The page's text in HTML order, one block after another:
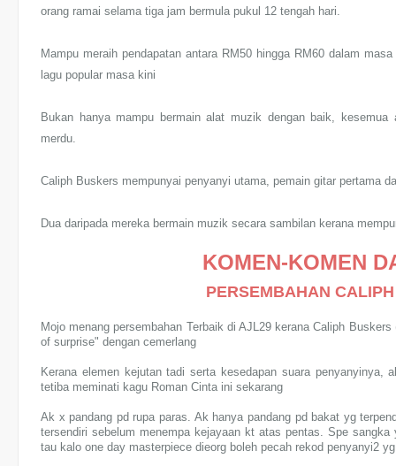
orang ramai selama tiga jam bermula pukul 12 tengah hari.
Mampu meraih pendapatan antara RM50 hingga RM60 dalam
lagu popular masa kini
Bukan hanya mampu bermain alat muzik dengan baik,
merdu.
Caliph Buskers mempunyai penyanyi utama, pemain gitar pertama
Dua daripada mereka bermain muzik secara sambilan kerana
KOMEN-KOMEN
PERSEMBAHAN
Mojo menang persembahan Terbaik di AJL29 kerana Caliph
of surprise" dengan cemerlang
Kerana elemen kejutan tadi serta kesedapan suara penyanyinya,
tetiba meminati kagu Roman Cinta ini sekarang
Ak x pandang pd rupa paras. Ak hanya pandang pd bakat yg
tersendiri sebelum menempa kejayaan kt atas pentas. Spe
tau kalo one day masterpiece dieorg boleh pecah rekod penyanyi2